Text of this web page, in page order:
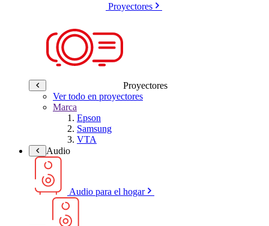
Proyectores
Proyectores
Ver todo en proyectores
Marca
Epson
Samsung
VTA
Audio
Audio para el hogar